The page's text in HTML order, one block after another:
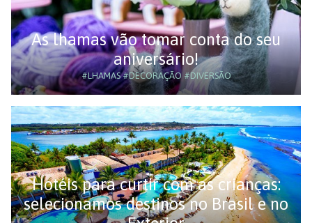
As lhamas vão tomar conta do seu
aniversário!
#LHAMAS#DECORAÇÃO #DIVERSÃO
Hotéis para curtir com as crianças:
selecionamos destinos no Brasil e no